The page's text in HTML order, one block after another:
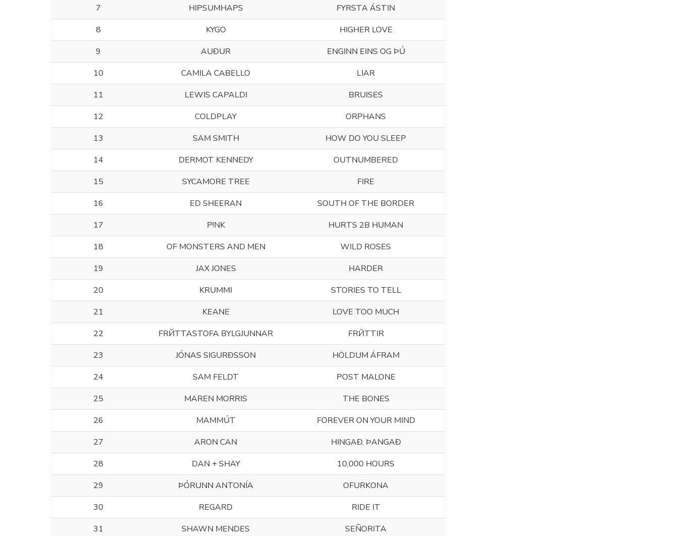
7
HIPSUMHAPS
FYRSTA ÁSTIN
8
KYGO
HIGHER LOVE
9
AUÐUR
ENGINN EINS OG ÞÚ
10
CAMILA CABELLO
LIAR
11
LEWIS CAPALDI
BRUISES
12
COLDPLAY
ORPHANS
13
SAM SMITH
HOW DO YOU SLEEP
14
DERMOT KENNEDY
OUTNUMBERED
15
SYCAMORE TREE
FIRE
16
ED SHEERAN
SOUTH OF THE BORDER
17
P!NK
HURTS 2B HUMAN
18
OF MONSTERS AND MEN
WILD ROSES
19
JAX JONES
HARDER
20
KRUMMI
STORIES TO TELL
21
KEANE
LOVE TOO MUCH
22
FRЙTTASTOFA BYLGJUNNAR
FRЙTTIR
23
JÓNAS SIGURÐSSON
HÖLDUM ÁFRAM
24
SAM FELDT
POST MALONE
25
MAREN MORRIS
THE BONES
26
MAMMÚT
FOREVER ON YOUR MIND
27
ARON CAN
HINGAÐ, ÞANGAÐ
28
DAN + SHAY
10,000 HOURS
29
ÞÓRUNN ANTONÍA
OFURKONA
30
REGARD
RIDE IT
31
SHAWN MENDES
SEÑORITA